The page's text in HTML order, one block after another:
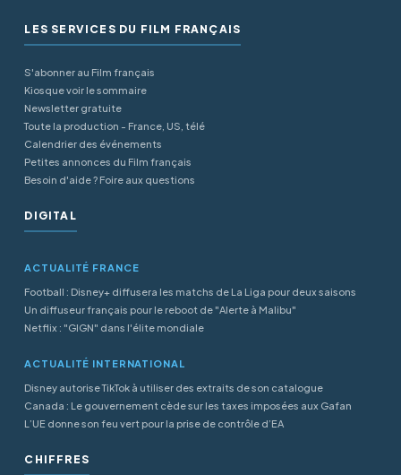
LES SERVICES DU FILM FRANÇAIS
S'abonner au Film français
Kiosque voir le sommaire
Newsletter gratuite
Toute la production - France, US, télé
Calendrier des événements
Petites annonces du Film français
Besoin d'aide ? Foire aux questions
DIGITAL
ACTUALITÉ FRANCE
Football : Disney+ diffusera les matchs de La Liga pour deux saisons
Un diffuseur français pour le reboot de "Alerte à Malibu"
Netflix : "GIGN" dans l'élite mondiale
ACTUALITÉ INTERNATIONAL
Disney autorise TikTok à utiliser des extraits de son catalogue
Canada : Le gouvernement cède sur les taxes imposées aux Gafan
L’UE donne son feu vert pour la prise de contrôle d’EA
CHIFFRES